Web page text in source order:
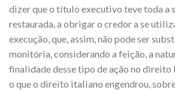
dizer que o título executivo teve toda a
restaurada, a obrigar o credor a se
execução, que, assim, não pode ser
monitória, considerando a feição, a
finalidade desse tipo de ação no
o que o direito italiano engendrou,